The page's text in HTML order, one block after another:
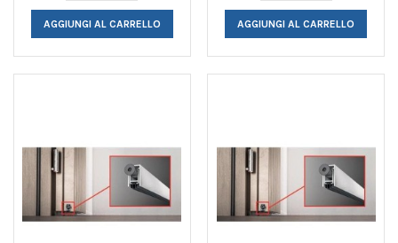
AGGIUNGI AL CARRELLO AGGIUNGI AL CARRELLO